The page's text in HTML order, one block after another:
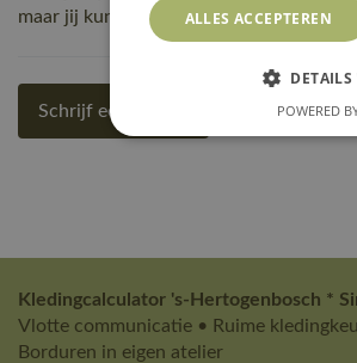
maar jij kunt de eerste zijn! Schrijf een
Schrijf een review
Kledingcalculator 's-Hertogenbosch *
Vlotte communicatie • Ruime
Borduren in eigen atelier
ALLES ACCEPTEREN
DETAILS
POWERED